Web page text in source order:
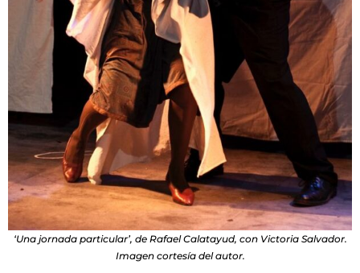
‘Una jornada particular’, de Rafael Calatayud, con Victoria Salvador.
Imagen cortesía del autor.